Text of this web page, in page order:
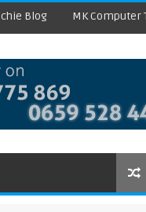
Blog MK Computer